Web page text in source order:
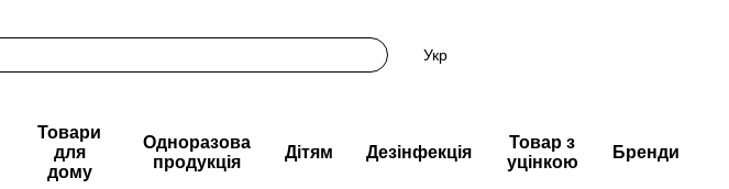
Укр
Товари
для
дому
Одноразова
продукція
Дітям Дезінфекція
Товар з
уцінкою
Бренди